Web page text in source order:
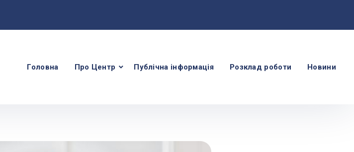
Головна Про Центр Публічна інформація Розклад роботи Новини